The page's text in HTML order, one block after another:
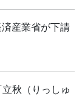
産業省が下請
秋（りっしゅ